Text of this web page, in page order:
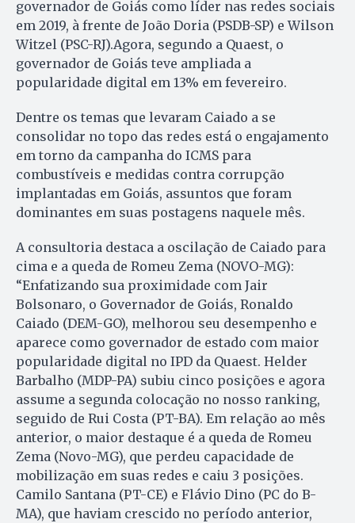
governador de Goiás como líder nas redes sociais
em 2019, à frente de João Doria (PSDB-SP) e Wilson
Witzel (PSC-RJ).Agora, segundo a Quaest, o
governador de Goiás teve ampliada a
popularidade digital em 13% em fevereiro.
Dentre os temas que levaram Caiado a se
consolidar no topo das redes está o engajamento
em torno da campanha do ICMS para
combustíveis e medidas contra corrupção
implantadas em Goiás, assuntos que foram
dominantes em suas postagens naquele mês.
A consultoria destaca a oscilação de Caiado para
cima e a queda de Romeu Zema (NOVO-MG):
“Enfatizando sua proximidade com Jair
Bolsonaro, o Governador de Goiás, Ronaldo
Caiado (DEM-GO), melhorou seu desempenho e
aparece como governador de estado com maior
popularidade digital no IPD da Quaest. Helder
Barbalho (MDP-PA) subiu cinco posições e agora
assume a segunda colocação no nosso ranking,
seguido de Rui Costa (PT-BA). Em relação ao mês
anterior, o maior destaque é a queda de Romeu
Zema (Novo-MG), que perdeu capacidade de
mobilização em suas redes e caiu 3 posições.
Camilo Santana (PT-CE) e Flávio Dino (PC do B-
MA), que haviam crescido no período anterior,